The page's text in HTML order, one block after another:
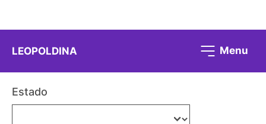
LEOPOLDINA Menu
Estado